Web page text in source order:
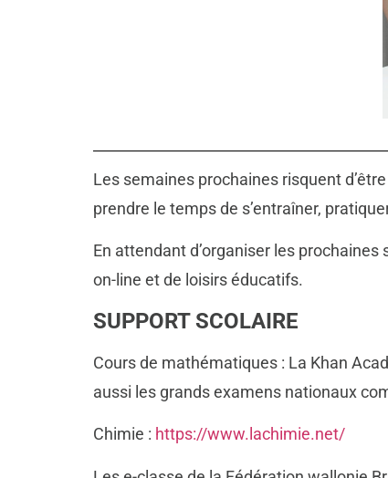
Les semaines prochaines risquent
prendre le temps de s’entraîner,
En attendant d’organiser les
on-line et de loisirs éducatifs.
SUPPORT SCOLAIRE
Cours de mathématiques : La Khan
aussi les grands examens nationaux
Chimie : https://www.lachimie.net/